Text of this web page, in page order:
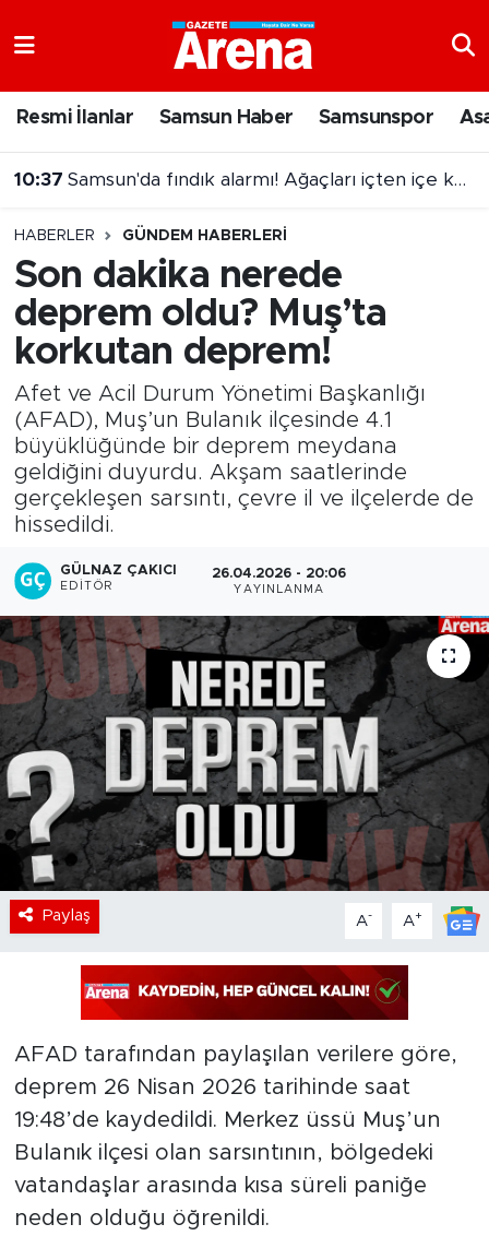
Resmi İlanlar Samsun Haber Samsunspor
10:37 Samsun'da fındık alarmı! Ağaçları içten içe kurutuyor
HABERLER GÜNDEM HABERLERI
Son dakika nerede
deprem oldu? Muş’ta
korkutan deprem!
Afet ve Acil Durum Yönetimi Başkanlığı
(AFAD), Muş’un Bulanık ilçesinde 4.1
büyüklüğünde bir deprem meydana
geldiğini duyurdu. Akşam saatlerinde
gerçekleşen sarsıntı, çevre il ve ilçelerde de
hissedildi.
GÜLNAZ ÇAKICI
EDITÖR
26.04.2026 - 20:06
YAYINLANMA
Paylaş A- A+
AFAD tarafından paylaşılan verilere göre,
deprem 26 Nisan 2026 tarihinde saat
19:48’de kaydedildi. Merkez üssü Muş’un
Bulanık ilçesi olan sarsıntının, bölgedeki
vatandaşlar arasında kısa süreli paniğe
neden olduğu öğrenildi.
Süper Lig Puan Durumu ve Fikstür
Tüm Manşetler
Son Dakika Haberleri
Haber Arşivi